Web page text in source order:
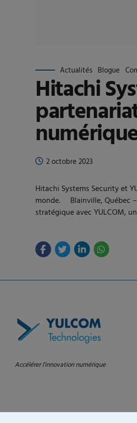
Actualités Blogue
Hitachi
2 octobre 2023
Hitachi Systems Security et
monde. Blainville, Québec –
stratégique avec YULCOM,
Accélérer l’innovation numérique